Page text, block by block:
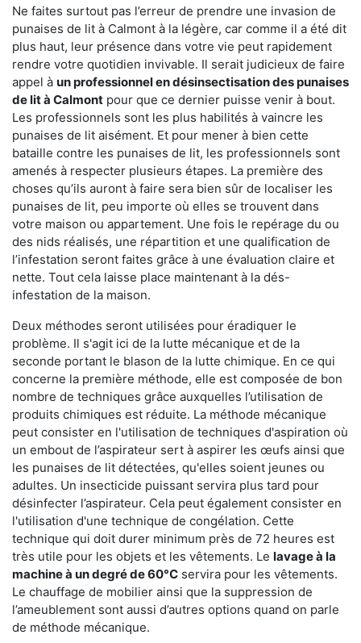
Ne faites surtout pas l’erreur de prendre une invasion de
punaises de lit à Calmont à la légère, car comme il a été dit
plus haut, leur présence dans votre vie peut rapidement
rendre votre quotidien invivable. Il serait judicieux de faire
appel à un professionnel en désinsectisation des punaises
de lit à Calmont pour que ce dernier puisse venir à bout.
Les professionnels sont les plus habilités à vaincre les
punaises de lit aisément. Et pour mener à bien cette
bataille contre les punaises de lit, les professionnels sont
amenés à respecter plusieurs étapes. La première des
choses qu’ils auront à faire sera bien sûr de localiser les
punaises de lit, peu importe où elles se trouvent dans
votre maison ou appartement. Une fois le repérage du ou
des nids réalisés, une répartition et une qualification de
l’infestation seront faites grâce à une évaluation claire et
nette. Tout cela laisse place maintenant à la dés-
infestation de la maison.
Deux méthodes seront utilisées pour éradiquer le
problème. Il s'agit ici de la lutte mécanique et de la
seconde portant le blason de la lutte chimique. En ce qui
concerne la première méthode, elle est composée de bon
nombre de techniques grâce auxquelles l’utilisation de
produits chimiques est réduite. La méthode mécanique
peut consister en l'utilisation de techniques d'aspiration où
un embout de l’aspirateur sert à aspirer les œufs ainsi que
les punaises de lit détectées, qu'elles soient jeunes ou
adultes. Un insecticide puissant servira plus tard pour
désinfecter l’aspirateur. Cela peut également consister en
l'utilisation d'une technique de congélation. Cette
technique qui doit durer minimum près de 72 heures est
très utile pour les objets et les vêtements. Le lavage à la
machine à un degré de 60°C servira pour les vêtements.
Le chauffage de mobilier ainsi que la suppression de
l’ameublement sont aussi d’autres options quand on parle
de méthode mécanique.